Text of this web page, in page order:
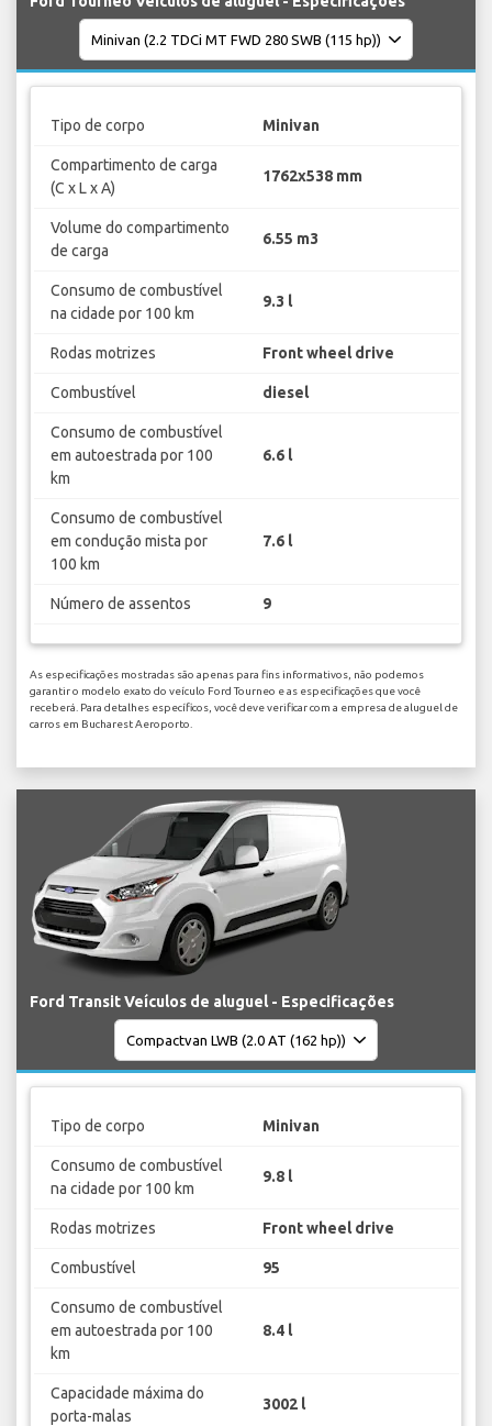
Tipo de corpo Minivan
Compartimento de carga
(C x L x A)
1762x538 mm
Volume do compartimento
de carga
6.55 m3
Consumo de combustível
na cidade por 100 km
9.3 l
Rodas motrizes Front wheel drive
Combustível diesel
Consumo de combustível
em autoestrada por 100
km
6.6 l
Consumo de combustível
em condução mista por
100 km
7.6 l
Número de assentos 9
As especificações mostradas são apenas para fins informativos, não podemos
garantir o modelo exato do veículo Ford Tourneo e as especificações que você
receberá. Para detalhes específicos, você deve verificar com a empresa de aluguel de
carros em Bucharest Aeroporto.
Ford Transit Veículos de aluguel - Especificações
Tipo de corpo Minivan
Consumo de combustível
na cidade por 100 km
9.8 l
Rodas motrizes Front wheel drive
Combustível 95
Consumo de combustível
em autoestrada por 100
km
8.4 l
Capacidade máxima do
porta-malas
3002 l